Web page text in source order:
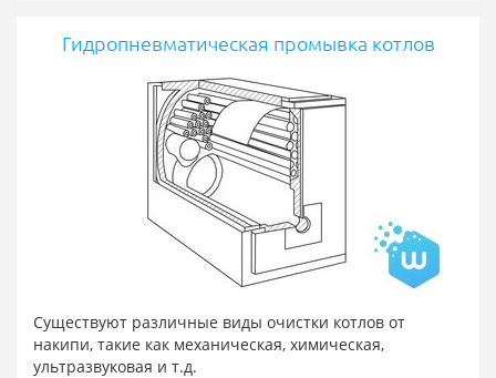
Гидропневматическая промывка котлов
Существуют различные виды очистки котлов от
накипи, такие как механическая, химическая,
ультразвуковая и т.д.